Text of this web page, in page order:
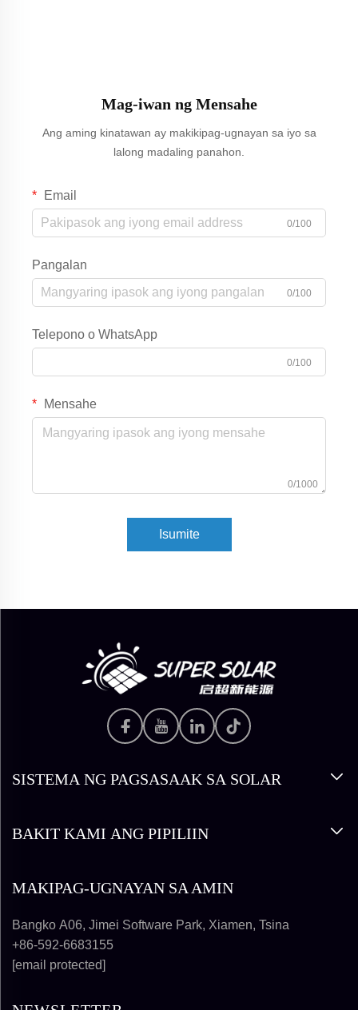
Mag-iwan ng Mensahe
Ang aming kinatawan ay makikipag-ugnayan sa iyo sa
lalong madaling panahon.
Email
0/100
Pangalan
0/100
Telepono o WhatsApp
0/100
Mensahe
0/1000
Isumite
SISTEMA NG PAGSASAAK SA SOLAR
BAKIT KAMI ANG PIPILIIN
MAKIPAG-UGNAYAN SA AMIN
Bangko A06, Jimei Software Park, Xiamen, Tsina
+86-592-6683155
[email protected]